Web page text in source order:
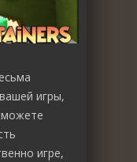
игры,
игре,